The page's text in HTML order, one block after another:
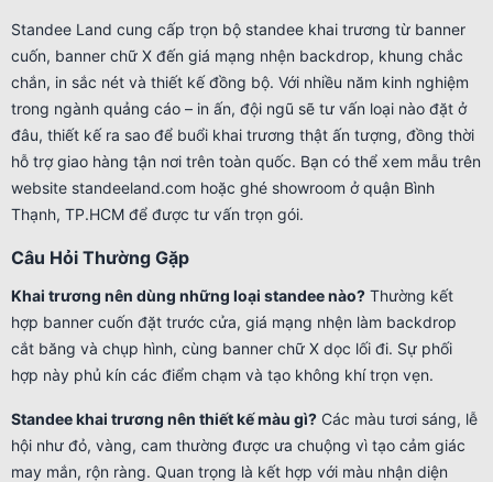
Standee Land cung cấp trọn bộ standee khai trương từ banner
cuốn, banner chữ X đến giá mạng nhện backdrop, khung chắc
chắn, in sắc nét và thiết kế đồng bộ. Với nhiều năm kinh nghiệm
trong ngành quảng cáo – in ấn, đội ngũ sẽ tư vấn loại nào đặt ở
đâu, thiết kế ra sao để buổi khai trương thật ấn tượng, đồng thời
hỗ trợ giao hàng tận nơi trên toàn quốc. Bạn có thể xem mẫu trên
website standeeland.com hoặc ghé showroom ở quận Bình
Thạnh, TP.HCM để được tư vấn trọn gói.
Câu Hỏi Thường Gặp
Khai trương nên dùng những loại standee nào? Thường kết
hợp banner cuốn đặt trước cửa, giá mạng nhện làm backdrop
cắt băng và chụp hình, cùng banner chữ X dọc lối đi. Sự phối
hợp này phủ kín các điểm chạm và tạo không khí trọn vẹn.
Standee khai trương nên thiết kế màu gì? Các màu tươi sáng, lễ
hội như đỏ, vàng, cam thường được ưa chuộng vì tạo cảm giác
may mắn, rộn ràng. Quan trọng là kết hợp với màu nhận diện